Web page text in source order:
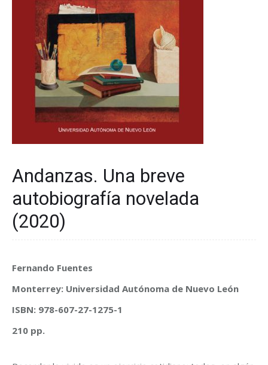
Andanzas. Una breve
autobiografía novelada
(2020)
Fernando Fuentes
Monterrey: Universidad Autónoma de Nuevo León
ISBN: 978-607-27-1275-1
210 pp.